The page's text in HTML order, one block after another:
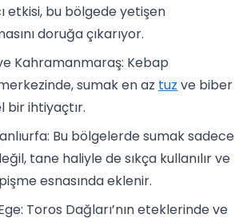
etkisi, bu bölgede yetişen
doruğa çıkarıyor.
Kahramanmaraş: Kebap
sumak en az tuz ve biber
bir ihtiyaçtır.
Bu bölgelerde sumak sadece
tane haliyle de sıkça kullanılır ve
esnasında eklenir.
Toros Dağları’nın eteklerinde ve